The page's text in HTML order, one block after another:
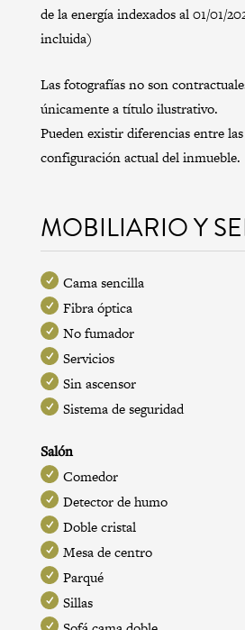
de la energía indexados al 01/01/
incluida)
Las fotografías no son
únicamente a título ilustrativo.
Pueden existir diferencias entre
configuración actual del inmueble.
MOBILIARIO Y
Cama sencilla
Fibra óptica
No fumador
Servicios
Sin ascensor
Sistema de seguridad
Salón
Comedor
Detector de humo
Doble cristal
Mesa de centro
Parqué
Sillas